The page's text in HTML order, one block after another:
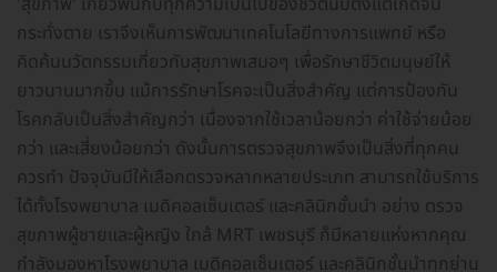
กระทั่งตาย เราจึงเห็นการพัฒนาเทคโนโลยีทางการแพทย์ หรือ
คิดค้นนวัตกรรมเกี่ยวกับสุขภาพเสมอๆ เพื่อรักษาชีวิตมนุษย์ให้
ยาวนานมากขึ้น แม้การรักษาโรคจะเป็นสิ่งสำคัญ แต่การป้องกัน
โรคกลับเป็นสิ่งสำคัญกว่า เนื่องจากใช้เวลาน้อยกว่า ค่าใช้จ่ายน้อย
กว่า และเสี่ยงน้อยกว่า ดังนั้นการตรวจสุขภาพจึงเป็นสิ่งที่ทุกคน
ควรทำ ปัจจุบันมีให้เลือกตรวจหลากหลายประเภท สามารถใช้บริการ
ได้ทั้งโรงพยาบาล เมดิคอลเซ็นเตอร์ และคลินิกชั้นนำ อย่าง ตรวจ
สุขภาพผู้ชายและผู้หญิง ใกล้ MRT เพชรบุรี ก็มีหลายแห่งหากคุณ
กำลังมองหาโรงพยาบาล เมดิคอลเซ็นเตอร์ และคลินิกชั้นนำทุกย่าน